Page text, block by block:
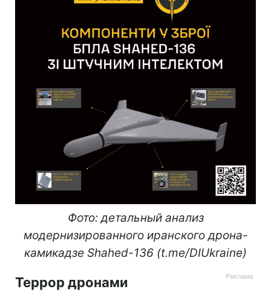
Фото: детальный анализ
модернизированного иранского дрона-
камикадзе Shahed-136 (t.me/DIUkraine)
Террор дронами